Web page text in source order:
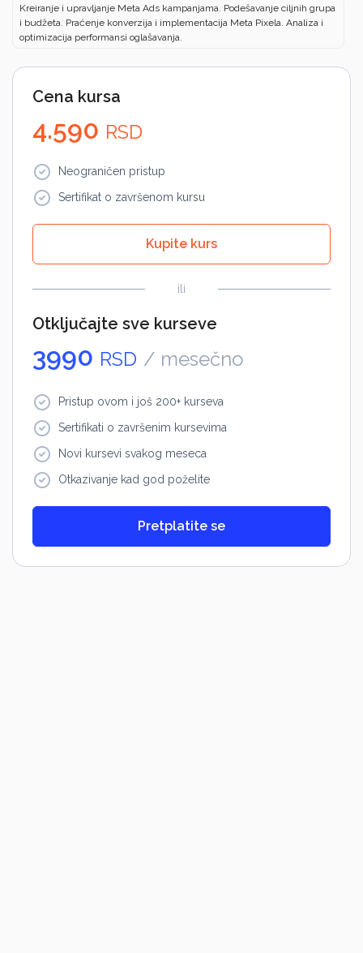
Kreiranje i upravljanje Meta Ads kampanjama. Podešavanje ciljnih grupa
i budžeta. Praćenje konverzija i implementacija Meta Pixela. Analiza i
optimizacija performansi oglašavanja.
Cena kursa
4.590 RSD
Neograničen pristup
Sertifikat o završenom kursu
Kupite kurs
ili
Otključajte sve kurseve
3990 RSD / mesečno
Pristup ovom i još 200+ kurseva
Sertifikati o završenim kursevima
Novi kursevi svakog meseca
Otkazivanje kad god poželite
Pretplatite se